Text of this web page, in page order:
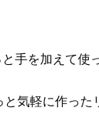
手を加えて使
気軽に作っ